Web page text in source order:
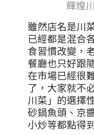
輝煌
雖然店名是川
已經都是混合
食習慣改變，
餐廳也只好跟
在市場已經很
了，大家就不
川菜」的選擇
砂鍋魚頭、京
小炒等都點得